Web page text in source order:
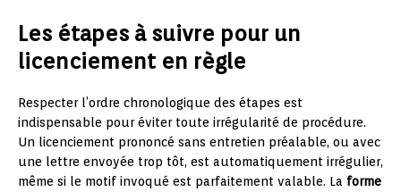
Les étapes à suivre pour un
licenciement en règle
Respecter l’ordre chronologique des étapes est
indispensable pour éviter toute irrégularité de procédure.
Un licenciement prononcé sans entretien préalable, ou avec
une lettre envoyée trop tôt, est automatiquement irrégulier,
même si le motif invoqué est parfaitement valable. La forme